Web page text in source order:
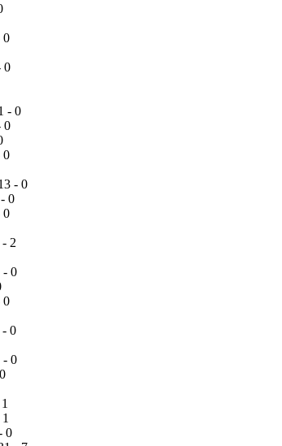
0
0
- 0
0
0
- 0
0
0
2
- 0
0
- 0
- 0
0